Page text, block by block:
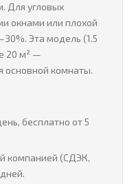
Для угловых
окнами или плохой
Эта модель (1.5
20 м² —
основной комнаты.
бесплатно от 5
компанией (СДЭК,